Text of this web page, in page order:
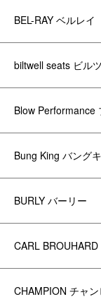
BEL-RAY ベルレイ
biltwell seats ビル
Blow Performance
Bung King バング
BURLY バーリー
CARL
CHAMPION チャ